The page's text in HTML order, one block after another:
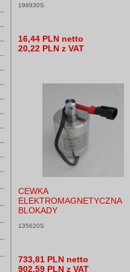
198930S
16,44 PLN netto
20,22 PLN z VAT
CEWKA
ELEKTROMAGNETYCZNA
BLOKADY
135620S
733,81 PLN netto
902,59 PLN z VAT